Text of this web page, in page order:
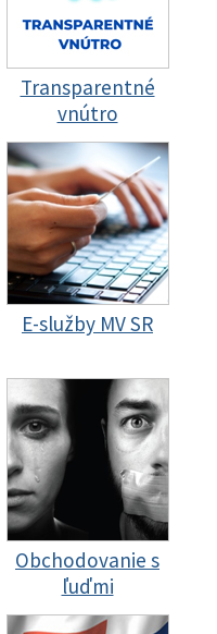
Transparentné
vnútro
E-služby MV SR
Obchodovanie s
ľuďmi